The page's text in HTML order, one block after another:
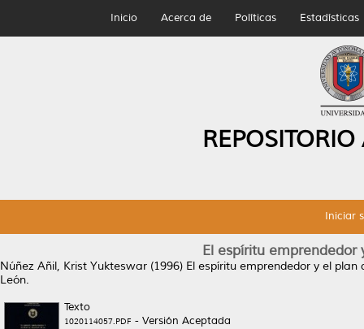
Inicio Acerca de Políticas Estadísticas
Iniciar
El espíritu
Núñez Añil, Krist Yukteswar (1996) El espíritu emprendedor y el
León.
Texto
1020114057.PDF - Versión Aceptada